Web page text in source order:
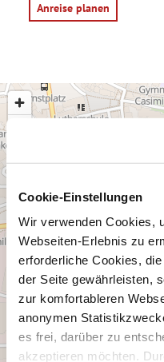
Cookie-Einstellungen
Wir verwenden Cookies,
Webseiten-Erlebnis zu
erforderliche Cookies,
der Seite gewährleisten,
zur komfortableren
anonymen
es frei, darüber zu
akzeptieren möchten.
Anreise planen